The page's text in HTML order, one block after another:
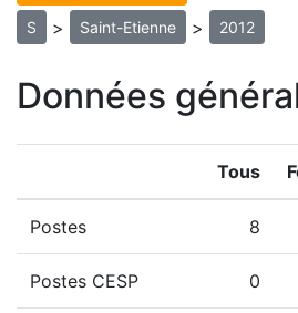
S > Saint-Etienne > 2012
Données
Tous
Postes 8
Postes CESP 0